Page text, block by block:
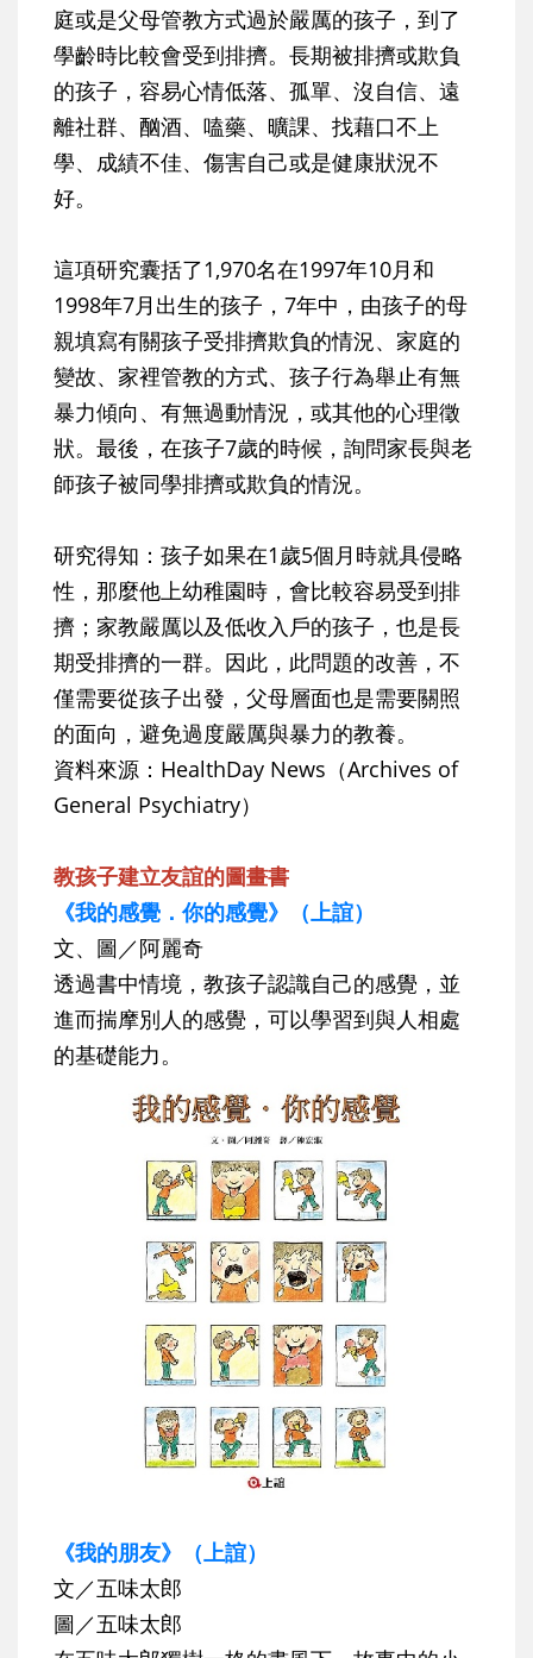
庭或是父母管教方式過於嚴厲的孩子，到了
學齡時比較會受到排擠。長期被排擠或欺負
的孩子，容易心情低落、孤單、沒自信、遠
離社群、酗酒、嗑藥、曠課、找藉口不上
學、成績不佳、傷害自己或是健康狀況不
好。
這項研究囊括了1,970名在1997年10月和
1998年7月出生的孩子，7年中，由孩子的母
親填寫有關孩子受排擠欺負的情況、家庭的
變故、家裡管教的方式、孩子行為舉止有無
暴力傾向、有無過動情況，或其他的心理徵
狀。最後，在孩子7歲的時候，詢問家長與老
師孩子被同學排擠或欺負的情況。
研究得知：孩子如果在1歲5個月時就具侵略
性，那麼他上幼稚園時，會比較容易受到排
擠；家教嚴厲以及低收入戶的孩子，也是長
期受排擠的一群。因此，此問題的改善，不
僅需要從孩子出發，父母層面也是需要關照
的面向，避免過度嚴厲與暴力的教養。
資料來源：HealthDay News（Archives of
General Psychiatry）
教孩子建立友誼的圖畫書
《我的感覺．你的感覺》（上誼）
文、圖／阿麗奇
透過書中情境，教孩子認識自己的感覺，並
進而揣摩別人的感覺，可以學習到與人相處
的基礎能力。
《我的朋友》（上誼）
文／五味太郎
圖／五味太郎